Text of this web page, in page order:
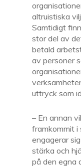
altruistiska
Samtidigt
stor del av
betald
av personer
uttryck som
– En annan
framkommit i
engagerar
stärka och
på den egna